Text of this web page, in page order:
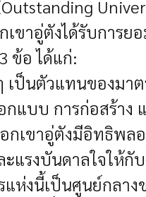
ขาอู่ตังได้รับการ
ข้อ ได้แก่:
เป็นตัวแทนของมา
แบบ การก่อสร้าง
กเขาอู่ตังมีอิทธิพล
แรงบันดาลใจให้กั
แห่งนี้เป็นศูนย์กลา